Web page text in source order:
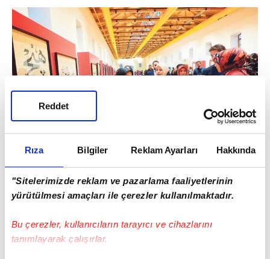
Rıza Bilgiler Reklam Ayarları Hakkında
"Sitelerimizde reklam ve pazarlama faaliyetlerinin
yürütülmesi amaçları ile çerezler kullanılmaktadır.
Bu çerezler, kullanıcıların tarayıcı ve cihazlarını
tanımlayarak çalışırlar.
Reddet
TÜRGEV Yönetim Kurulu Üyesi Dr. Esra
Albayrak da GİF'i 2 yıl önce kurduklarını ve
bunun stratejik bir karar olduğunu dile